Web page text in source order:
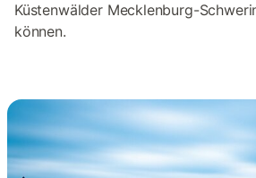
Küstenwälder Mecklenburg-
können.